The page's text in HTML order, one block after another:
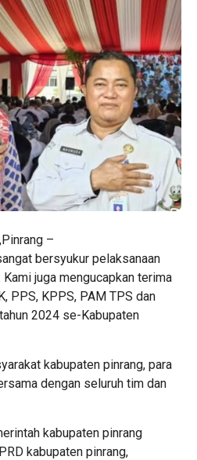
–
bersyukur pelaksanaan
juga mengucapkan terima
PPS, KPPS, PAM TPS dan
2024 se-Kabupaten
kabupaten pinrang, para
dengan seluruh tim dan
kabupaten pinrang
kabupaten pinrang,